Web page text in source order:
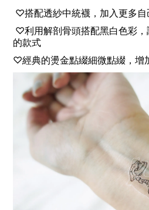
♡搭配透紗中統襪，加入更多自
♡利用解剖骨頭搭配黑白色彩，
的款式
♡經典的燙金點綴細微點綴，增